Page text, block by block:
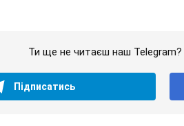
Ти ще не читаєш наш
Підписатись